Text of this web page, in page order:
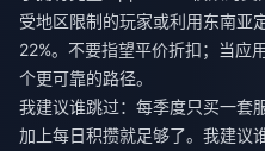
受地区限制的玩家或利用东南亚
22%。不要指望平价折扣；当应
个更可靠的路径。
我建议谁跳过：每季度只买一套
加上每日积攒就足够了。我建议